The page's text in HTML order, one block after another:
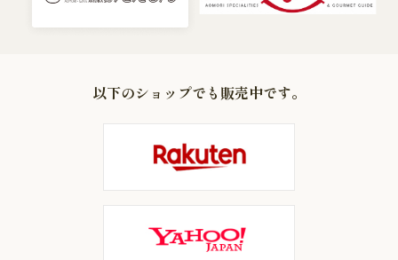
以下のショップでも販売中です。